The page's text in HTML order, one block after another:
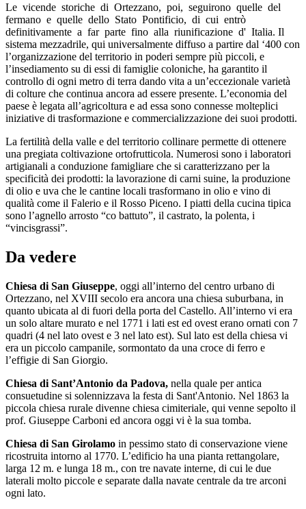
Le vicende storiche di Ortezzano, poi, seguirono quelle del
fermano e quelle dello Stato Pontificio, di cui entrò
definitivamente a far parte fino alla riunificazione d' Italia. Il
sistema mezzadrile, qui universalmente diffuso a partire dal ‘400 con
l’organizzazione del territorio in poderi sempre più piccoli, e
l’insediamento su di essi di famiglie coloniche, ha garantito il
controllo di ogni metro di terra dando vita a un’eccezionale varietà
di colture che continua ancora ad essere presente. L’economia del
paese è legata all’agricoltura e ad essa sono connesse molteplici
iniziative di trasformazione e commercializzazione dei suoi prodotti.
La fertilità della valle e del territorio collinare permette di ottenere
una pregiata coltivazione ortofrutticola. Numerosi sono i laboratori
artigianali a conduzione famigliare che si caratterizzano per la
specificità dei prodotti: la lavorazione di carni suine, la produzione
di olio e uva che le cantine locali trasformano in olio e vino di
qualità come il Falerio e il Rosso Piceno. I piatti della cucina tipica
sono l’agnello arrosto “co battuto”, il castrato, la polenta, i
“vincisgrassi”.
Da vedere
Chiesa di San Giuseppe, oggi all’interno del centro urbano di
Ortezzano, nel XVIII secolo era ancora una chiesa suburbana, in
quanto ubicata al di fuori della porta del Castello. All’interno vi era
un solo altare murato e nel 1771 i lati est ed ovest erano ornati con 7
quadri (4 nel lato ovest e 3 nel lato est). Sul lato est della chiesa vi
era un piccolo campanile, sormontato da una croce di ferro e
l’effigie di San Giorgio.
Chiesa di Sant’Antonio da Padova, nella quale per antica
consuetudine si solennizzava la festa di Sant'Antonio. Nel 1863 la
piccola chiesa rurale divenne chiesa cimiteriale, qui venne sepolto il
prof. Giuseppe Carboni ed ancora oggi vi è la sua tomba.
Chiesa di San Girolamo in pessimo stato di conservazione viene
ricostruita intorno al 1770. L’edificio ha una pianta rettangolare,
larga 12 m. e lunga 18 m., con tre navate interne, di cui le due
laterali molto piccole e separate dalla navate centrale da tre arconi
ogni lato.